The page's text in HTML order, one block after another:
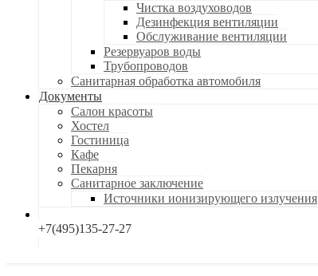
Чистка воздуховодов
Дезинфекция вентиляции
Обслуживание вентиляции
Резервуаров воды
Трубопроводов
Санитарная обработка автомобиля
Документы
Салон красоты
Хостел
Гостиница
Кафе
Пекарня
Санитарное заключение
Источники ионизирующего излучения
+7(495)135-27-27